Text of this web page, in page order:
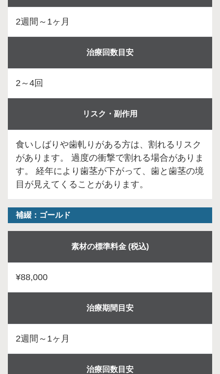
2週間～1ヶ月
治療回数目安
2～4回
リスク・副作用
食いしばりや歯軋りがある方は、割れるリスク
があります。 過度の衝撃で割れる場合がありま
す。 経年により歯茎が下がって、歯と歯茎の境
目が見えてくることがあります。
補綴：ゴールド
素材の標準料金 (税込)
¥88,000
治療期間目安
2週間～1ヶ月
治療回数目安